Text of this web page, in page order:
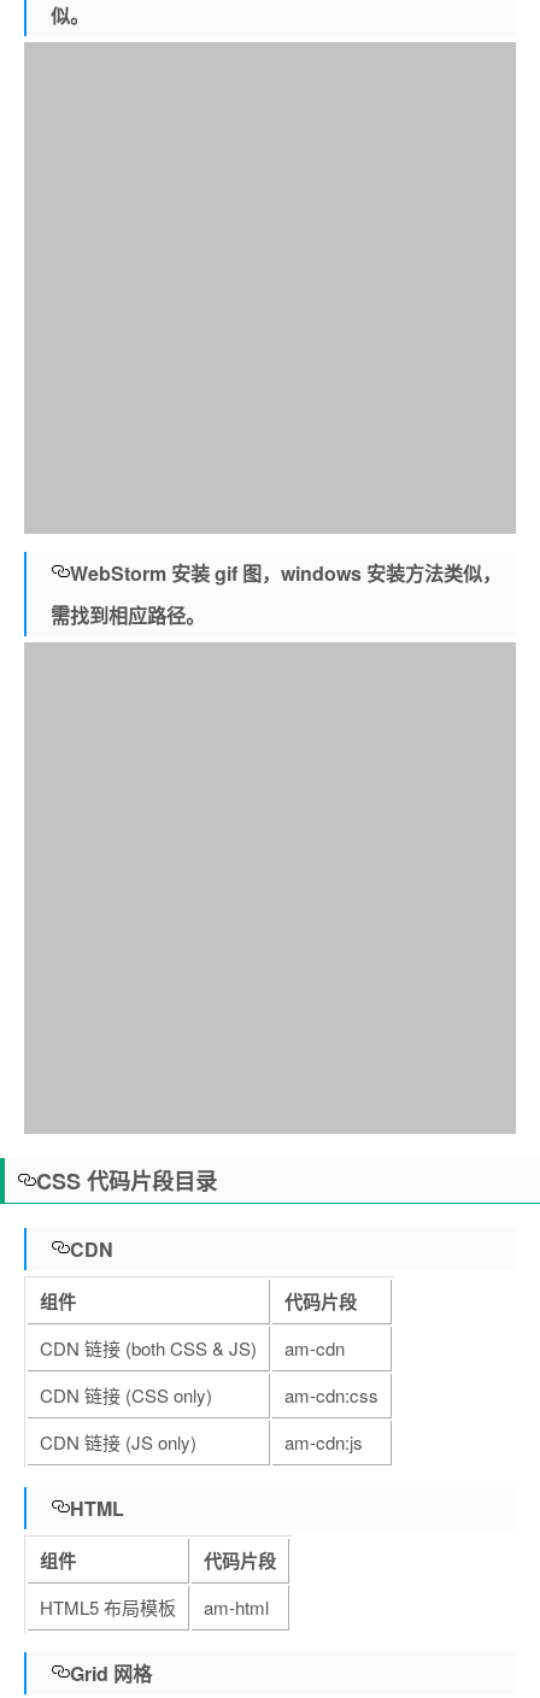
似。
WebStorm 安装 gif 图，windows 安装方法类似，
需找到相应路径。
CSS 代码片段目录
CDN
组件 代码片段
CDN 链接 (both CSS & JS)
am-cdn
CDN 链接 (CSS only)
am-cdn:css
CDN 链接 (JS only)
am-cdn:js
HTML
组件 代码片段
HTML5 布局模板 am-html
Grid 网格